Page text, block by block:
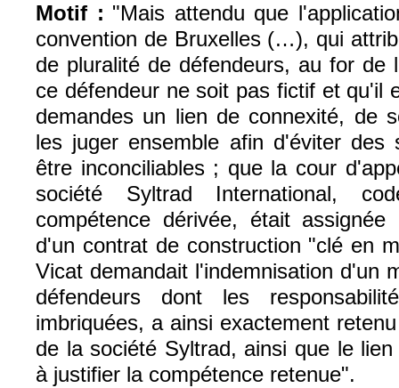
Motif : "Mais attendu que
convention de Bruxelles (…), qui
de pluralité de défendeurs, au for de
ce défendeur ne soit pas fictif et qu'il
demandes un lien de connexité, de
les juger ensemble afin d'éviter des
être inconciliables ; que la cour
société Syltrad International,
compétence dérivée, était
d'un contrat de construction "clé en
Vicat demandait l'indemnisation d'un
défendeurs dont les
imbriquées, a ainsi exactement
de la société Syltrad, ainsi que le
à justifier la compétence retenue".